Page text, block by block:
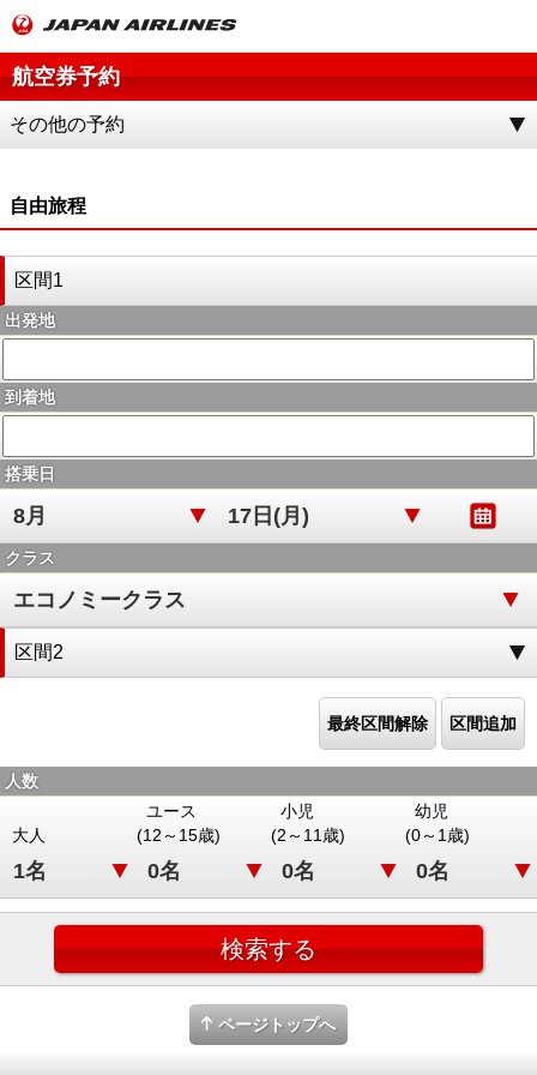
航空券予約
その他の予約
自由旅程
区間1
出発地
到着地
搭乗日
クラス
区間2
最終区間解除 区間追加
人数
大人
ユース
(12～15歳)
小児
(2～11歳)
幼児
(0～1歳)
ページトップへ